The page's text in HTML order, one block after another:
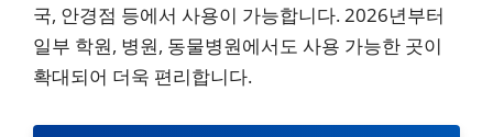
국, 안경점 등에서 사용이 가능합니다. 2026년부터
일부 학원, 병원, 동물병원에서도 사용 가능한 곳이
확대되어 더욱 편리합니다.